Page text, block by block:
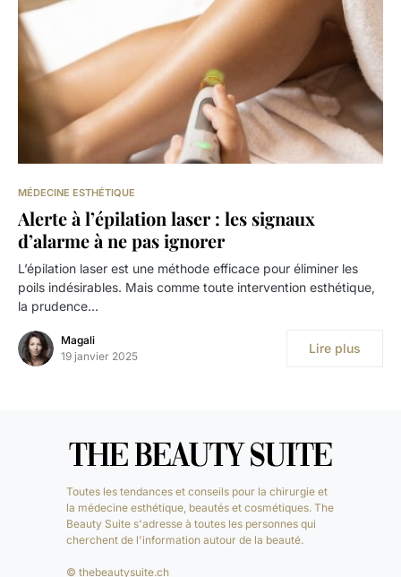
MÉDECINE ESTHÉTIQUE
Alerte à l’épilation laser : les signaux
d’alarme à ne pas ignorer
L’épilation laser est une méthode efficace pour éliminer les
poils indésirables. Mais comme toute intervention esthétique,
la prudence…
Magali
19 janvier 2025
Lire plus
Toutes les tendances et conseils pour la chirurgie et
la médecine esthétique, beautés et cosmétiques. The
Beauty Suite s'adresse à toutes les personnes qui
cherchent de l'information autour de la beauté.
© thebeautysuite.ch